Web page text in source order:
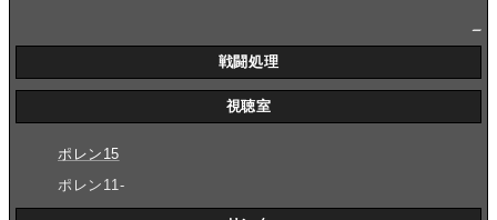
戦闘処理
視聴室
ポレン15
ポレン11-